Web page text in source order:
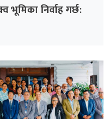
भूमिका निर्वाह गर्छ: